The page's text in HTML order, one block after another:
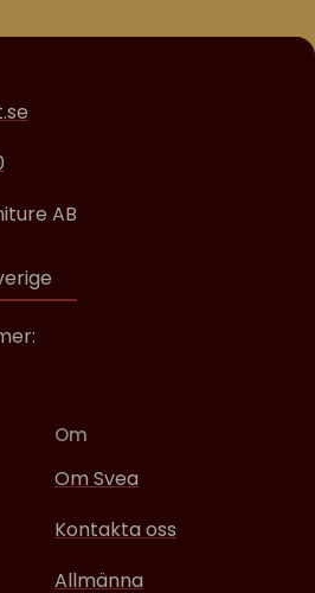
AB
Om
Om Svea
Kontakta oss
Allmänna